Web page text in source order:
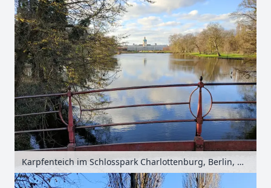
Karpfenteich im Schlosspark Charlottenburg, Berlin, Deutschland